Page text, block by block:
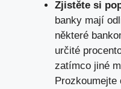
Zjistěte si
banky mají
některé
určité
zatímco jiné
Prozkoumejte